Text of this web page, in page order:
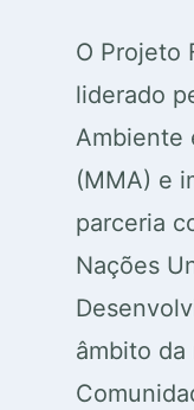
O Projeto
liderado
Ambiente
(MMA) e
parceria
Nações
âmbito da